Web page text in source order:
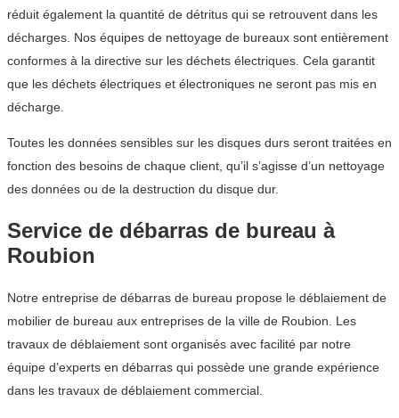
réduit également la quantité de détritus qui se retrouvent dans les
décharges. Nos équipes de nettoyage de bureaux sont entièrement
conformes à la directive sur les déchets électriques. Cela garantit
que les déchets électriques et électroniques ne seront pas mis en
décharge.
Toutes les données sensibles sur les disques durs seront traitées en
fonction des besoins de chaque client, qu’il s’agisse d’un nettoyage
des données ou de la destruction du disque dur.
Service de débarras de bureau à
Roubion
Notre entreprise de débarras de bureau propose le déblaiement de
mobilier de bureau aux entreprises de la ville de Roubion. Les
travaux de déblaiement sont organisés avec facilité par notre
équipe d’experts en débarras qui possède une grande expérience
dans les travaux de déblaiement commercial.